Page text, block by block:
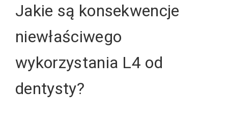
Jakie są konsekwencje
niewłaściwego
wykorzystania L4 od
dentysty?